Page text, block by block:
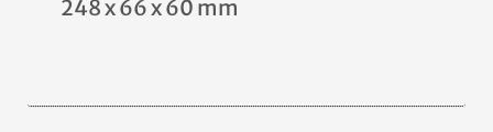
248 x 66 x 60 mm